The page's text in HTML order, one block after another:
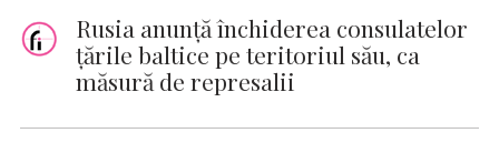
Rusia anunţă închiderea consulatelor
ţările baltice pe teritoriul său, ca
măsură de represalii